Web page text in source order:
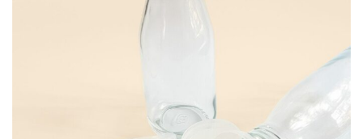
FLACONS EN VERRE POUR